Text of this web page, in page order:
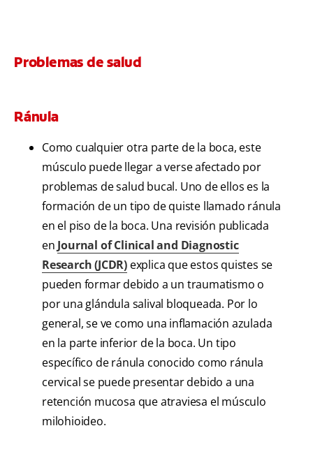
Problemas de salud
Ránula
Como cualquier otra parte de la boca, este
músculo puede llegar a verse afectado por
problemas de salud bucal. Uno de ellos es la
formación de un tipo de quiste llamado ránula
en el piso de la boca. Una revisión publicada
en Journal of Clinical and Diagnostic
Research (JCDR) explica que estos quistes se
pueden formar debido a un traumatismo o
por una glándula salival bloqueada. Por lo
general, se ve como una inflamación azulada
en la parte inferior de la boca. Un tipo
específico de ránula conocido como ránula
cervical se puede presentar debido a una
retención mucosa que atraviesa el músculo
milohioideo.